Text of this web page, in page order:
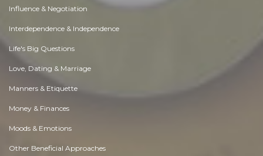
Influence & Negotiation
Interdependence & Independence
Life's Big Questions
Love, Dating & Marriage
Manners & Etiquette
Money & Finances
Moods & Emotions
Other Beneficial Approaches